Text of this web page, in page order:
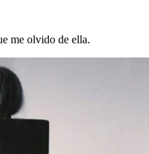
me olvido de ella.